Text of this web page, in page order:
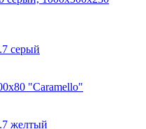
серый
"Caramello"
желтый